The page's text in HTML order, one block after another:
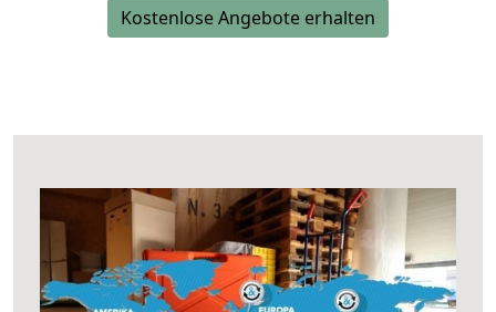
Kostenlose Angebote erhalten